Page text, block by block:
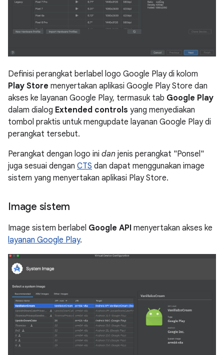
Definisi perangkat berlabel logo Google Play di kolom
Play Store menyertakan aplikasi Google Play Store dan
akses ke layanan Google Play, termasuk tab Google Play
dalam dialog Extended controls yang menyediakan
tombol praktis untuk mengupdate layanan Google Play di
perangkat tersebut.
Perangkat dengan logo ini dan jenis perangkat "Ponsel"
juga sesuai dengan CTS dan dapat menggunakan image
sistem yang menyertakan aplikasi Play Store.
Image sistem
Image sistem berlabel Google API menyertakan akses ke
layanan Google Play.